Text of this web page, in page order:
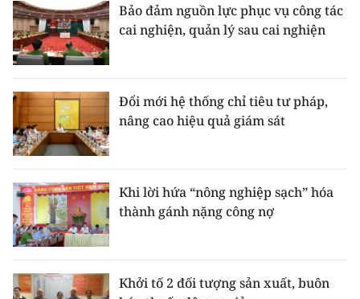
Bảo đảm nguồn lực phục vụ công tác
cai nghiện, quản lý sau cai nghiện
Đổi mới hệ thống chỉ tiêu tư pháp,
nâng cao hiệu quả giám sát
Khi lời hứa “nông nghiệp sạch” hóa
thành gánh nặng công nợ
Khởi tố 2 đối tượng sản xuất, buôn